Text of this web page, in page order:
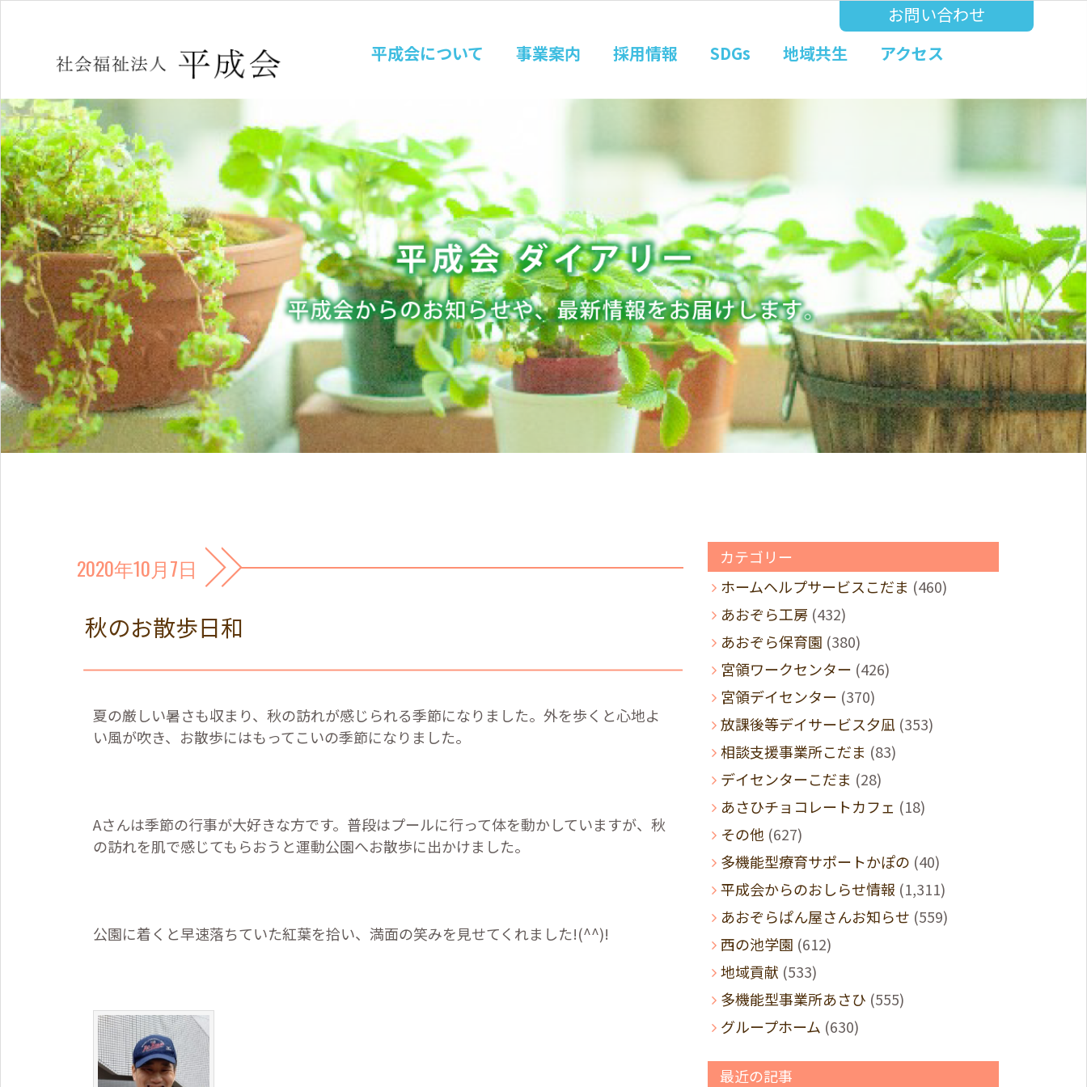
お問い合わせ
平成会について
事業案内 採用情報 SDGs 地域共生 アクセス
2020年10月7日
秋のお散歩日和
夏の厳しい暑さも収まり、秋の訪れが感じられる季節になりました。外を歩くと心地よ
い風が吹き、お散歩にはもってこいの季節になりました。
Aさんは季節の行事が大好きな方です。普段はプールに行って体を動かしていますが、秋
の訪れを肌で感じてもらおうと運動公園へお散歩に出かけました。
公園に着くと早速落ちていた紅葉を拾い、満面の笑みを見せてくれました!(^^)!
カテゴリー
ホームヘルプサービスこだま (460)
あおぞら工房 (432)
あおぞら保育園 (380)
宮領ワークセンター (426)
宮領デイセンター (370)
放課後等デイサービス夕凪 (353)
相談支援事業所こだま (83)
デイセンターこだま (28)
あさひチョコレートカフェ (18)
その他 (627)
多機能型療育サポートかぽの (40)
平成会からのおしらせ情報 (1,311)
あおぞらぱん屋さんお知らせ (559)
西の池学園 (612)
地域貢献 (533)
多機能型事業所あさひ (555)
グループホーム (630)
最近の記事